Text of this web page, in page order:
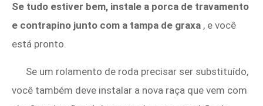
Se tudo estiver bem, instale a porca de travamento
e contrapino junto com a tampa de graxa , e você
está pronto.
Se um rolamento de roda precisar ser substituído,
você também deve instalar a nova raça que vem com